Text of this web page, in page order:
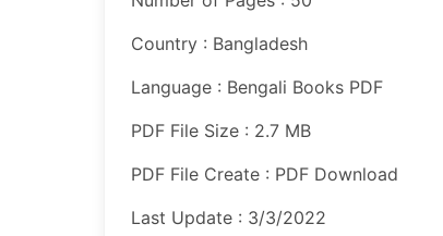
Country : Bangladesh
Language : Bengali Books PDF
PDF File Size : 2.7 MB
PDF File Create : PDF Download
Last Update : 3/3/2022